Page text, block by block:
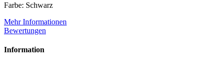
Farbe: Schwarz
Mehr Informationen
Bewertungen
Information